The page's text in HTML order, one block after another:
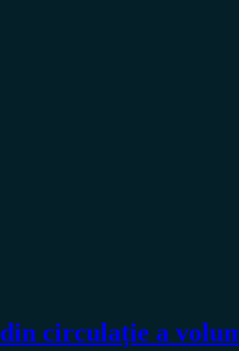
din circulație a